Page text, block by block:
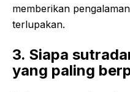
memberikan
terlupakan.
3. Siapa
yang paling